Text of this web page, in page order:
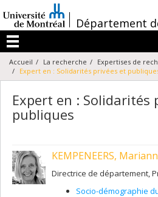
au
contenu
/Département
Menu
Accueil La recherche
Expertises de
Expert en : Solidarités privées et
Expert en : Solidarités
publiques
KEMPENEERS,
Directrice de département,
Socio-démographie